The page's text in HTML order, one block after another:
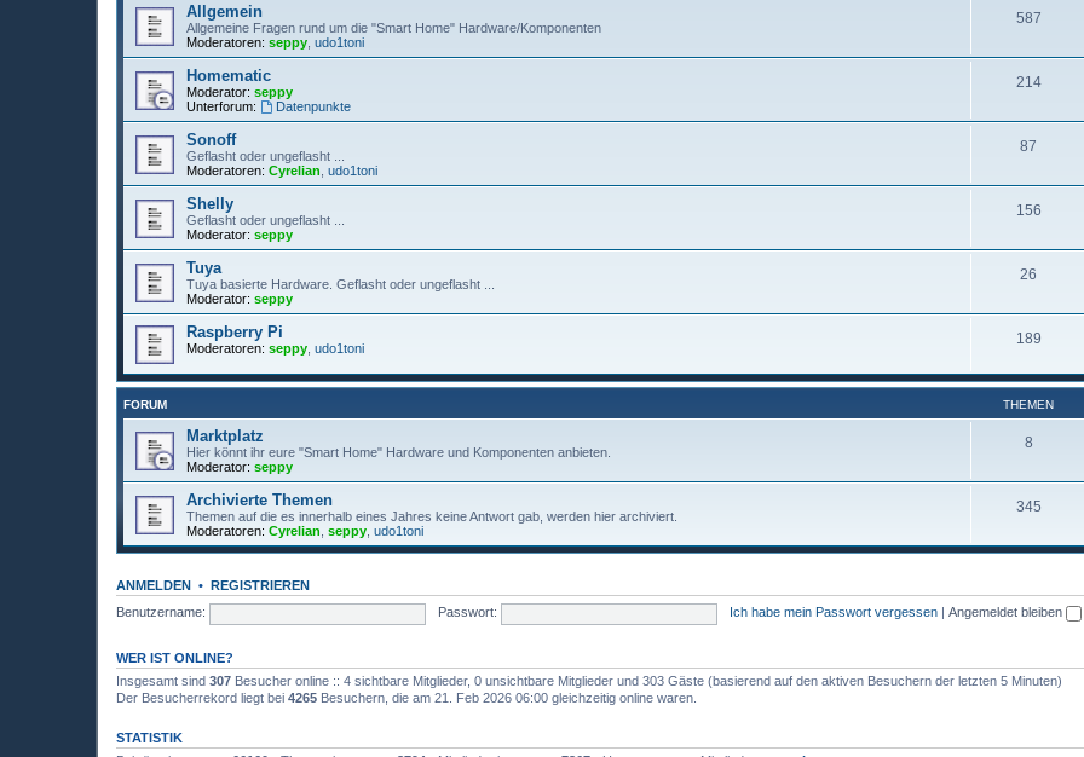
Allgemein
Allgemeine Fragen rund um die "Smart Home" Hardware/Komponenten
Moderatoren: seppy udo1toni
587
Homematic
Moderator: seppy
Unterforum:
Datenpunkte
214
Sonoff
Geflasht oder ungeflasht ...
Moderatoren: Cyrelian udo1toni
87
Shelly
Geflasht oder ungeflasht ...
Moderator: seppy
156
Tuya
Tuya basierte Hardware. Geflasht oder ungeflasht ...
Moderator: seppy
26
Raspberry Pi
Moderatoren: seppy udo1toni
189
FORUM THEMEN
Marktplatz
Hier könnt ihr eure "Smart Home" Hardware und Komponenten anbieten.
Moderator: seppy
8
Archivierte Themen
Themen auf die es innerhalb eines Jahres keine Antwort gab, werden hier archiviert.
Moderatoren: Cyrelian seppy udo1toni
345
ANMELDEN • REGISTRIEREN
Benutzername:
Passwort: Ich habe mein Passwort vergessen Angemeldet bleiben
WER IST ONLINE?
Insgesamt sind 307 Besucher online :: 4 sichtbare Mitglieder, 0 unsichtbare Mitglieder und 303 Gäste (basierend auf den aktiven Besuchern der letzten 5 Minuten)
Der Besucherrekord liegt bei 4265 Besuchern, die am 21. Feb 2026 06:00 gleichzeitig online waren.
STATISTIK